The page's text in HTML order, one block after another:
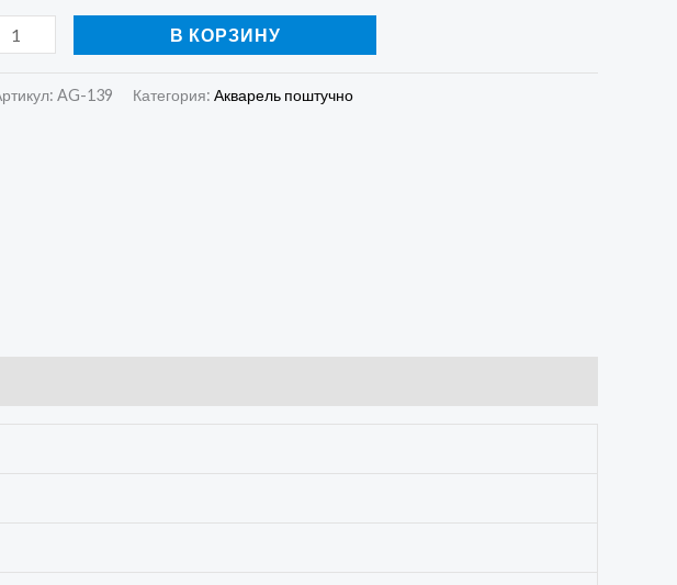
В КОРЗИНУ
AG-139 Категория: Акварель поштучно